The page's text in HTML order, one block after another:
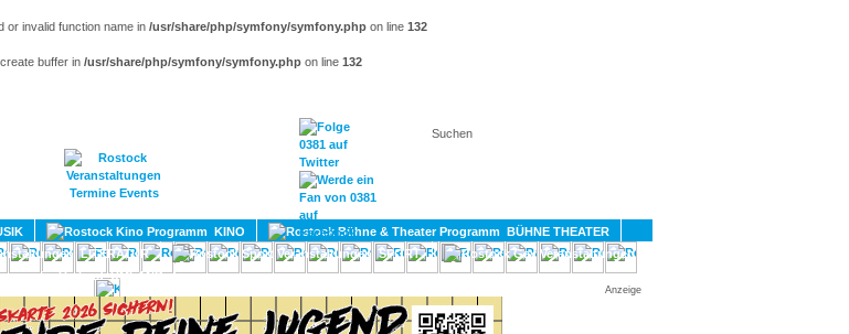
or invalid function name in /usr/share/php/symfony/symfony.php on line 132
buffer in /usr/share/php/symfony/symfony.php on line 132
KONTAKT
KINO
BÜHNE THEATER
LITERATUR SPORT
GAY
UMLAND
Anzeige